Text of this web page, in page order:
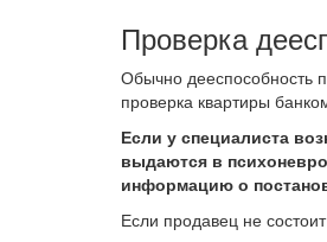
Проверка
Обычно дееспособность
проверка квартиры
Если у специалиста
выдаются в
информацию о
Если продавец не